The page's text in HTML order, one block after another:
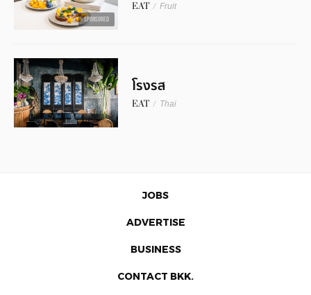
SPONSORED
EAT / Fruit
โรงรส
EAT / Thai
JOBS
ADVERTISE
BUSINESS
CONTACT BKK.